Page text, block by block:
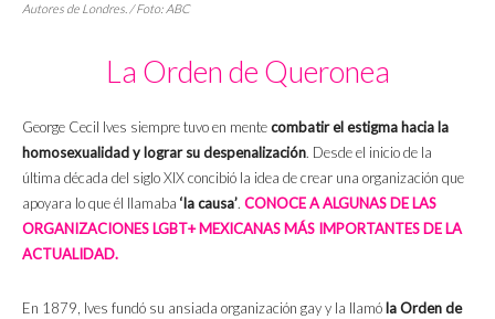
Autores de Londres. / Foto: ABC
La Orden de Queronea
George Cecil Ives siempre tuvo en mentecombatir el estigma hacia la
homosexualidad y lograr su despenalización. Desde el inicio de la
última década del siglo XIX concibió la idea de crear una organización que
apoyara lo que él llamaba ‘la causa’. CONOCE A ALGUNAS DE LAS
ORGANIZACIONES LGBT+ MEXICANAS MÁS IMPORTANTES DE LA
ACTUALIDAD.
En 1879, Ives fundó su ansiada organización gay y la llamó la Orden de